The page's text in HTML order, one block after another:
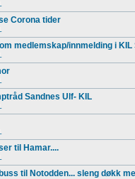
Corona tider
medlemskap/innmelding i KIL
Sandnes Ulf- KIL
til Hamar....
til Notodden... sleng døkk